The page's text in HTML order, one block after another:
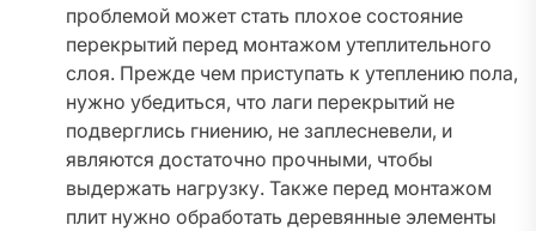
проблемой может стать плохое состояние
перекрытий перед монтажом утеплительного
слоя. Прежде чем приступать к утеплению пола,
нужно убедиться, что лаги перекрытий не
подверглись гниению, не заплесневели, и
являются достаточно прочными, чтобы
выдержать нагрузку. Также перед монтажом
плит нужно обработать деревянные элементы